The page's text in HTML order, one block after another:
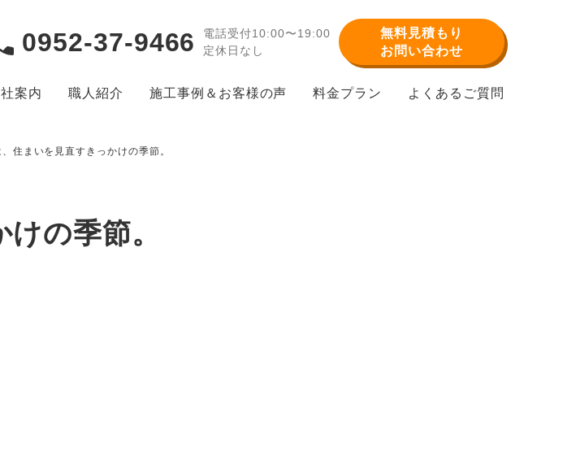
0952-37-9466
電話受付10:00〜19:00
定休日なし
無料見積もり
お問い合わせ
案内 職人紹介 施工事例＆お客様の声 料金プラン よくあるご質問
住まいを見直すきっかけの季節。
の季節。